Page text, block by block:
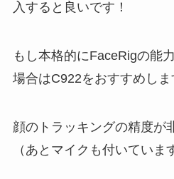
入すると良いです！
もし本格的にFaceRigの能
場合はC922をおすすめしま
顔のトラッキングの精度が
（あとマイクも付いていま